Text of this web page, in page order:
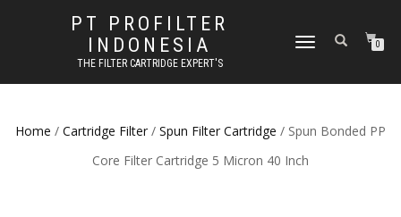
PT PROFILTER
INDONESIA
THE FILTER CARTRIDGE EXPERT'S
TOGGLE NAVIGATION0
Home / Cartridge Filter / Spun Filter Cartridge / Spun Bonded PP
Core Filter Cartridge 5 Micron 40 Inch